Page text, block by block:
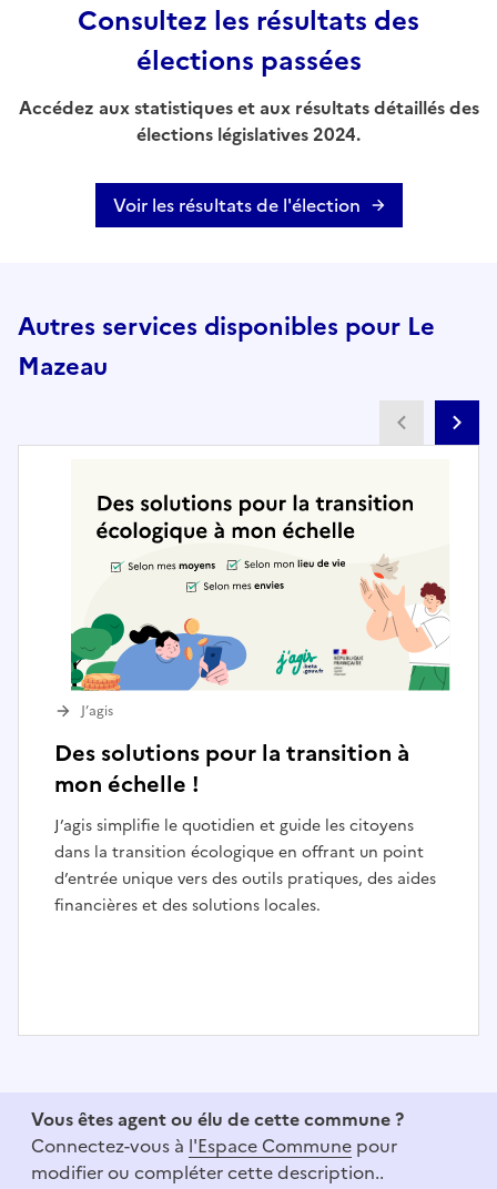
Consultez les résultats des
élections passées
Accédez aux statistiques et aux résultats détaillés des
élections législatives 2024.
Voir les résultats de l'élection
Autres services disponibles pour Le
Mazeau
Des solutions pour la transition à
mon échelle !
J’agis simplifie le quotidien et guide les citoyens
dans la transition écologique en offrant un point
d’entrée unique vers des outils pratiques, des aides
financières et des solutions locales.
J’agis
Vous êtes agent ou élu de cette commune ?
Connectez-vous à l'Espace Commune pour
modifier ou compléter cette description..